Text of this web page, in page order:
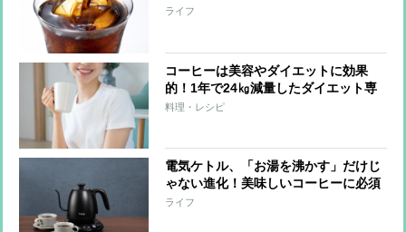
ーカーを家電ライターが解説
ライフ
コーヒーは美容やダイエットに効果
的！1年で24㎏減量したダイエット専
門家が期待できる効果と気になる注意
料理・レシピ
電気ケトル、「お湯を沸かす」だけじ
ゃない進化！美味しいコーヒーに必須
のタイプなど3選
ライフ